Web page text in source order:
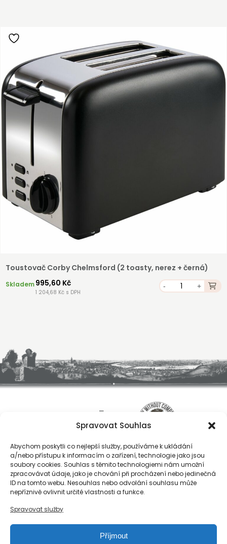
Spravovat Souhlas
Abychom poskytli co nejlepší služby, používáme k ukládání
a/nebo přístupu k informacím o zařízení, technologie jako jsou
soubory cookies. Souhlas s těmito technologiemi nám umožní
zpracovávat údaje, jako je chování při procházení nebo jedinečná
ID na tomto webu. Nesouhlas nebo odvolání souhlasu může
nepříznivě ovlivnit určité vlastnosti a funkce.
Spravovat služby
Příjmout
Toustovač Corby Chelmsford (2 toasty, nerez + černá)
Skladem995,60 Kč
1 204,68 Kč s DPH
- +
O nás